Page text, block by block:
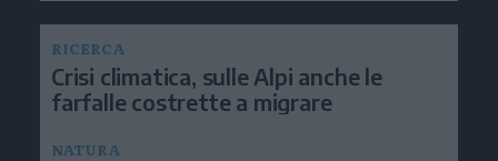
RICERCA
Crisi climatica, sulle Alpi anche le
farfalle costrette a migrare
NATURA